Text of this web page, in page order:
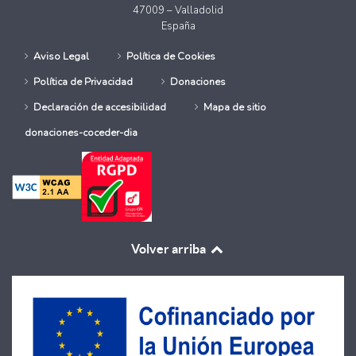
47009 – Valladolid
España
Aviso Legal
Política de Cookies
Política de Privacidad
Donaciones
Declaración de accesibilidad
Mapa de sitio
donaciones-coceder-dia
Volver arriba